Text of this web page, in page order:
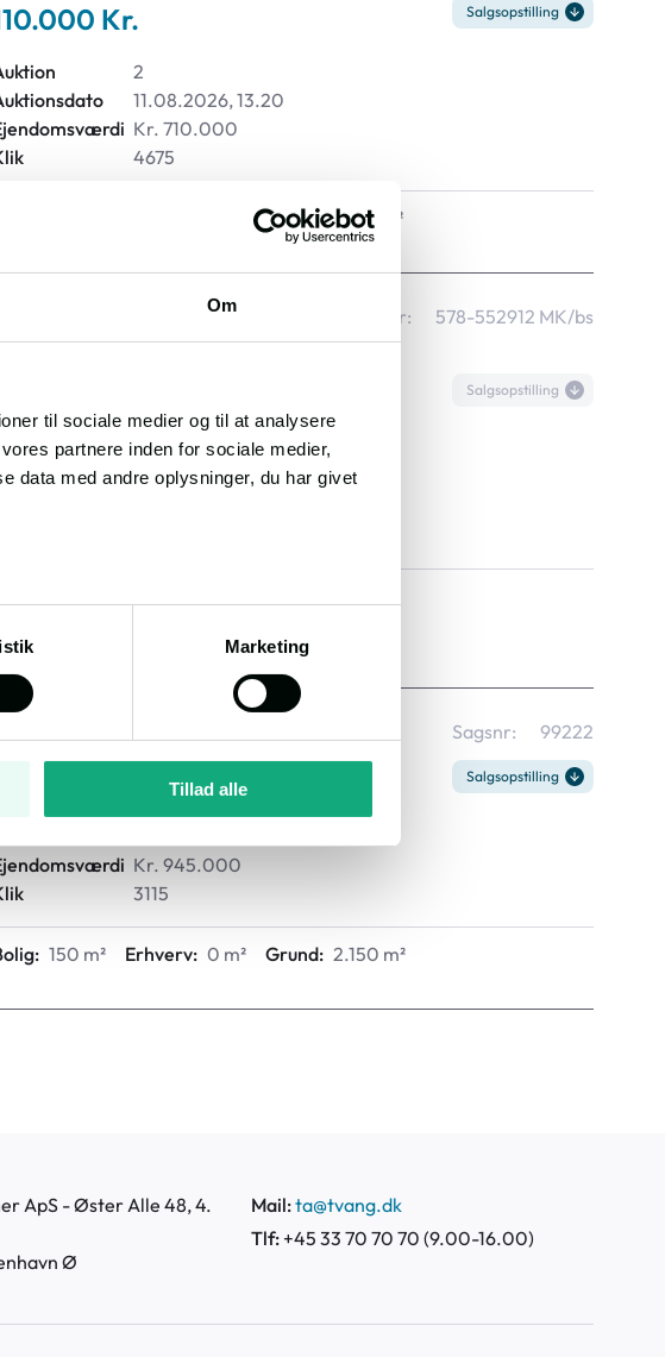
Om
til sociale medier og til at analysere
partnere inden for sociale medier,
data med andre oplysninger, du har givet
Marketing
Tillad alle
Kr. Salgsopstilling
2
11.08.2026, 13.20
Kr. 710.000
4675
Grund: 1.449 m²
Smidie Byvej 14, 9574 Bælum Sagsnr:
578-552912 MK/bs
Salgsopstilling
Aflyst
11.08.2026, 13.40
Sagsnr: 99222
Salgsopstilling
Kr. 945.000
3115
150 m² Erhverv: 0 m² Grund: 2.150 m²
ApS - Øster Alle 48, 4.
Ø
Mail:ta@tvang.dk
Tlf: +45 33 70 70 70 (9.00-16.00)